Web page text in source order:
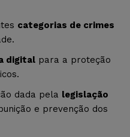
categorias de crimes
digital para a proteção
dada pela legislação
e prevenção dos